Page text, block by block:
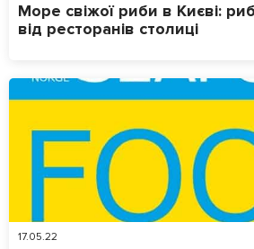
Море свіжої риби в Києві:
від ресторанів столиці
17.05.22